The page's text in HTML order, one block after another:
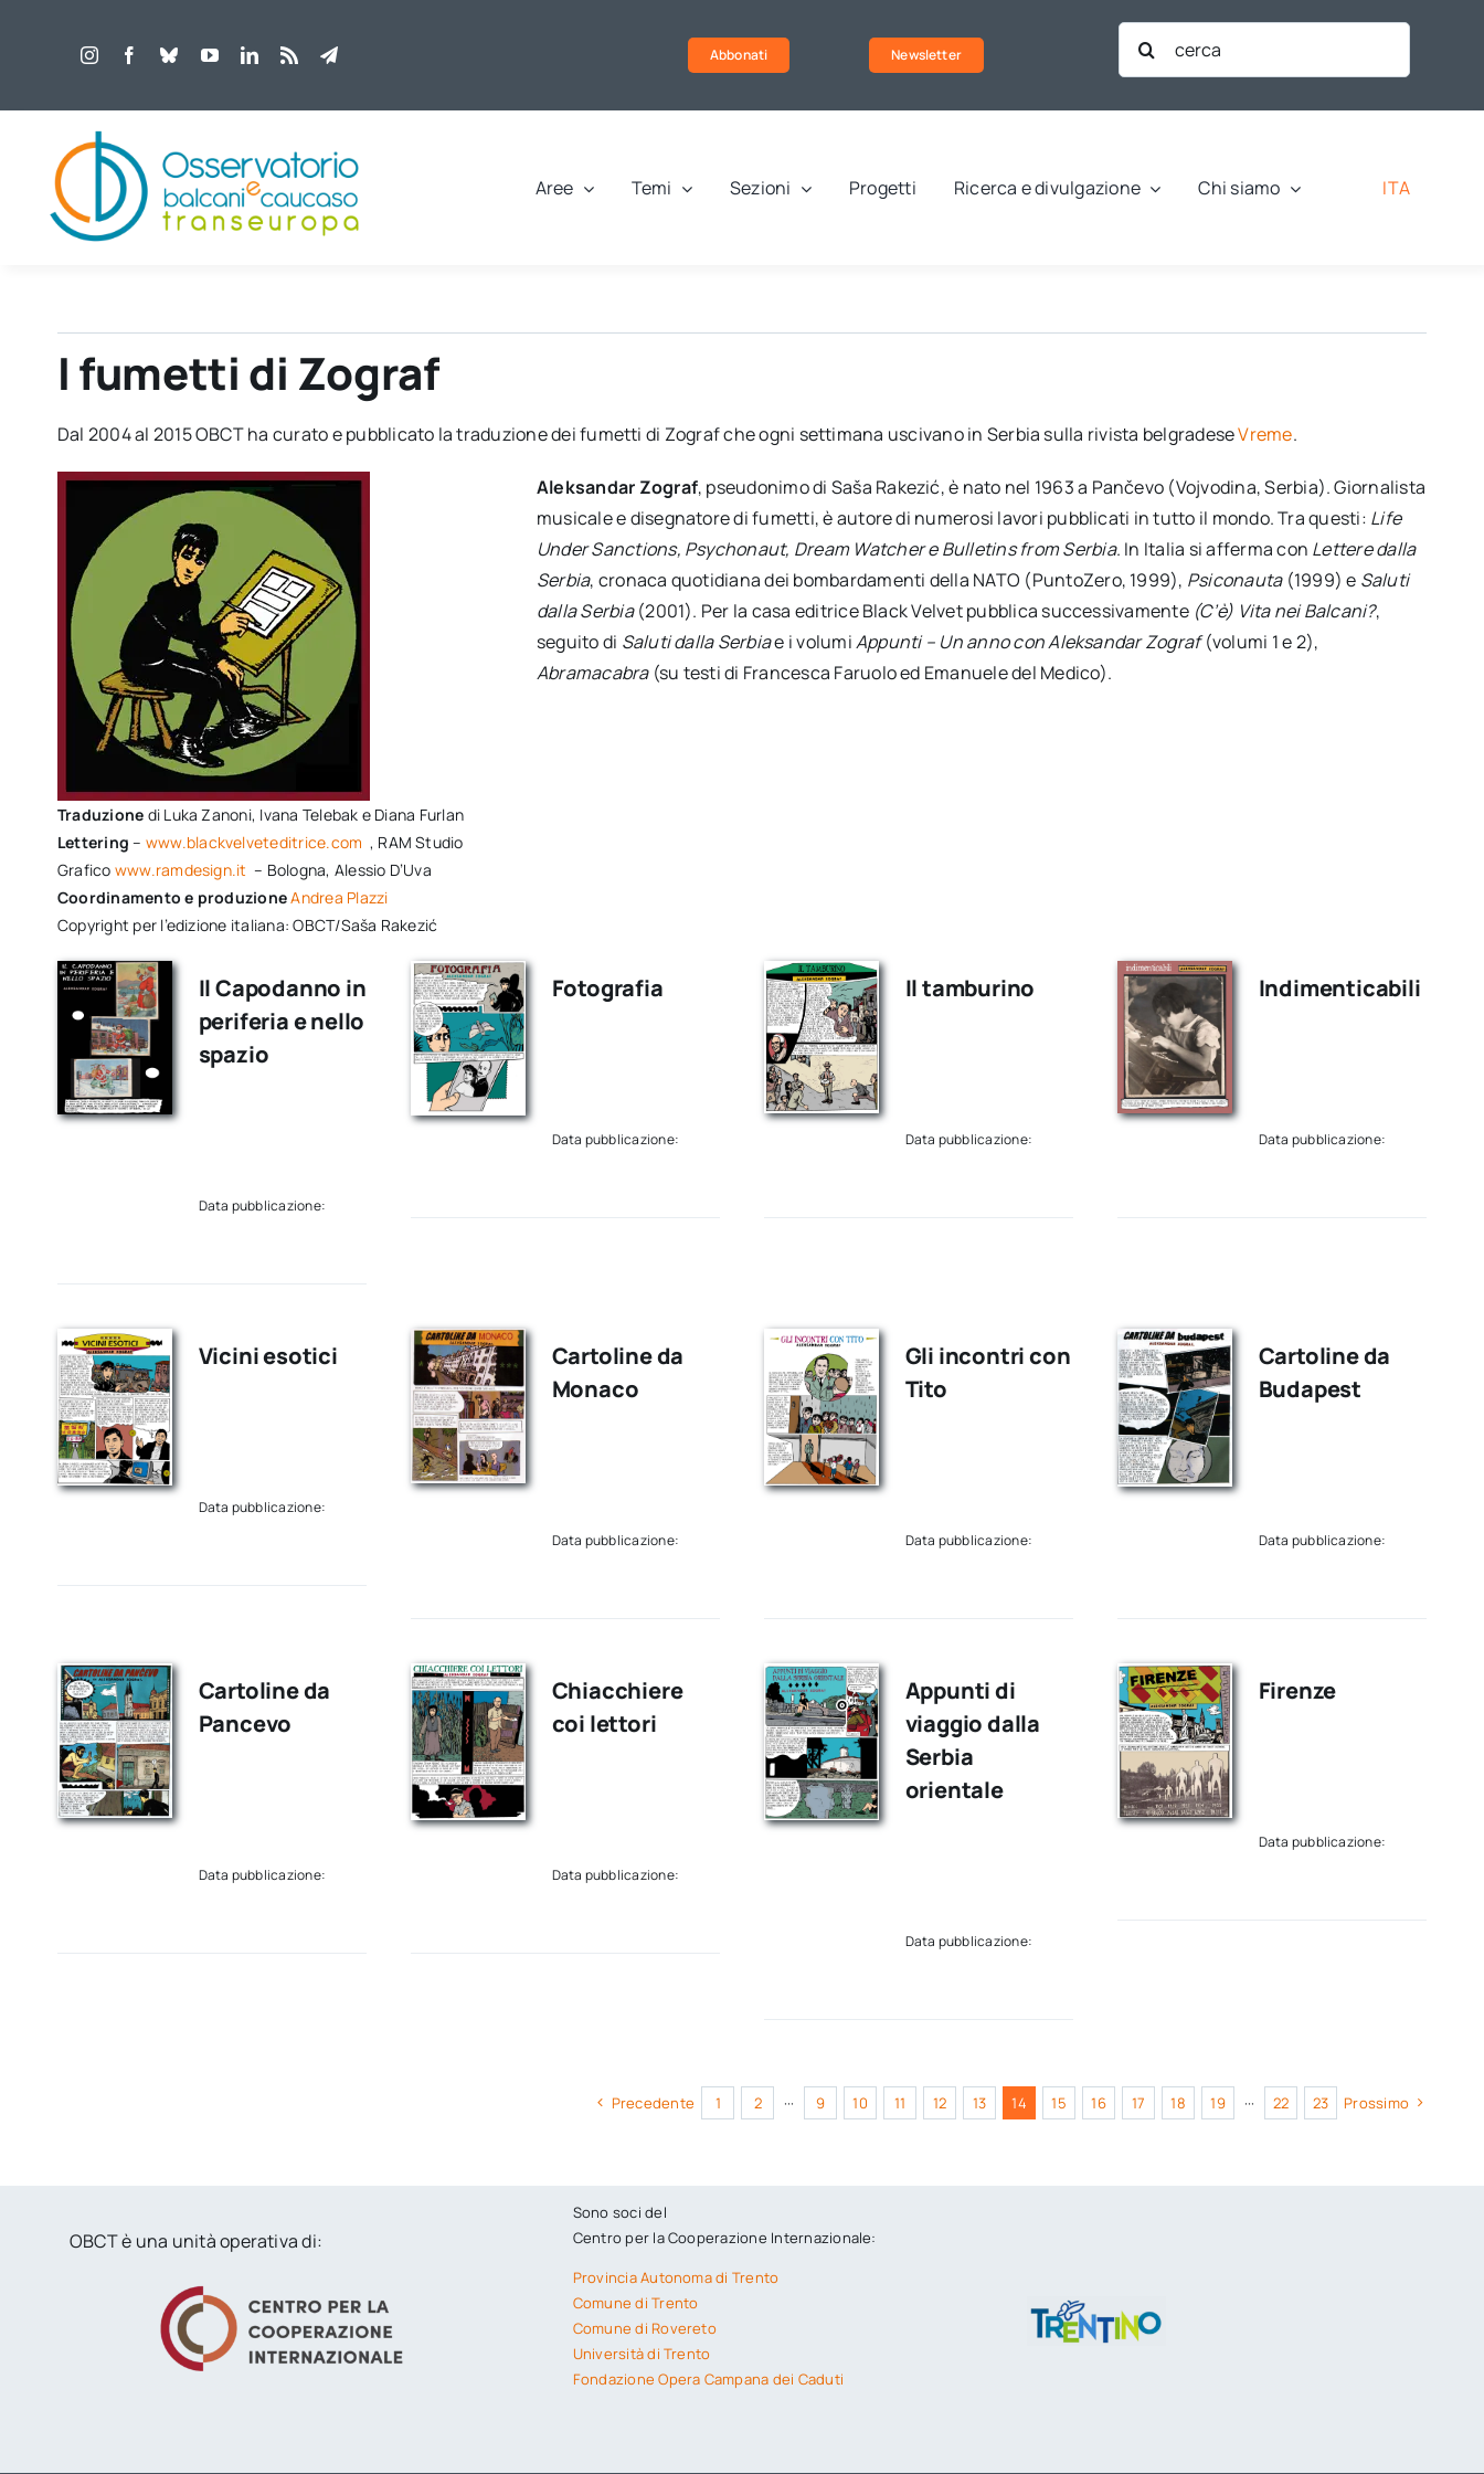
Abbonati Newsletter
Cerca
per:
Aree Temi Sezioni Progetti Ricerca e divulgazione Chi siamo ITA
I fumetti di Zograf
Dal 2004 al 2015 OBCT ha curato e pubblicato la traduzione dei fumetti di Zograf che ogni settimana uscivano in Serbia sulla rivista belgradeseVreme.
Traduzione di Luka Zanoni, Ivana Telebak e Diana Furlan
Lettering – www.blackvelveteditrice.com , RAM Studio
Grafico www.ramdesign.it – Bologna, Alessio D’Uva
Coordinamento e produzioneAndrea Plazzi
Copyright per l’edizione italiana: OBCT/Saša Rakezić
Aleksandar Zograf, pseudonimo di Saša Rakezić, è nato nel 1963 a Pančevo (Vojvodina, Serbia). Giornalista
musicale e disegnatore di fumetti, è autore di numerosi lavori pubblicati in tutto il mondo. Tra questi: Life
Under Sanctions, Psychonaut, Dream Watcher e Bulletins from Serbia. In Italia si afferma con Lettere dalla
Serbia, cronaca quotidiana dei bombardamenti della NATO (PuntoZero, 1999), Psiconauta(1999) e Saluti
dalla Serbia(2001). Per la casa editrice Black Velvet pubblica successivamente (C’è) Vita nei Balcani?,
seguito di Saluti dalla Serbiae i volumiAppunti – Un anno con Aleksandar Zograf(volumi 1 e 2),
Abramacabra(su testi di Francesca Faruolo ed Emanuele del Medico).
Il Capodanno in
periferia e nello
spazio
Data pubblicazione:
Fotografia
Data pubblicazione:
Il tamburino
Data pubblicazione:
Indimenticabili
Data pubblicazione:
Vicini esotici
Data pubblicazione:
Cartoline da
Monaco
Data pubblicazione:
Gli incontri con
Tito
Data pubblicazione:
Cartoline da
Budapest
Data pubblicazione:
Cartoline da
Pancevo
Data pubblicazione:
Chiacchiere
coi lettori
Data pubblicazione:
Appunti di
viaggio dalla
Serbia
orientale
Data pubblicazione:
Firenze
Data pubblicazione:
Precedente 1 2 ··· 9 10 11 12 13 14 15 16 17 18 19 ··· 22 23 Prossimo
OBCT è una unità operativa di:
Sono soci del
Centro per la Cooperazione Internazionale:
Provincia Autonoma di Trento
Comune di Trento
Comune di Rovereto
Università di Trento
Fondazione Opera Campana dei Caduti